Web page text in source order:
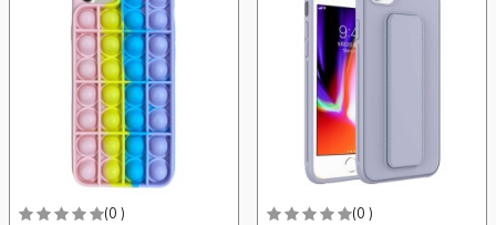
(0 )
(0 )